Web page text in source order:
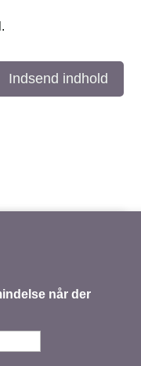
Indsend indhold
når der